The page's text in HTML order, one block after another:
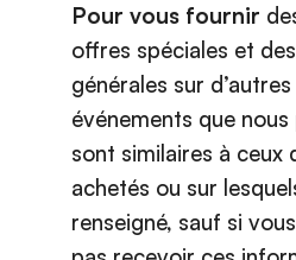
Pour vous fournir
offres spéciales et
générales sur
événements que
sont similaires à ceux
achetés ou sur
renseigné, sauf si